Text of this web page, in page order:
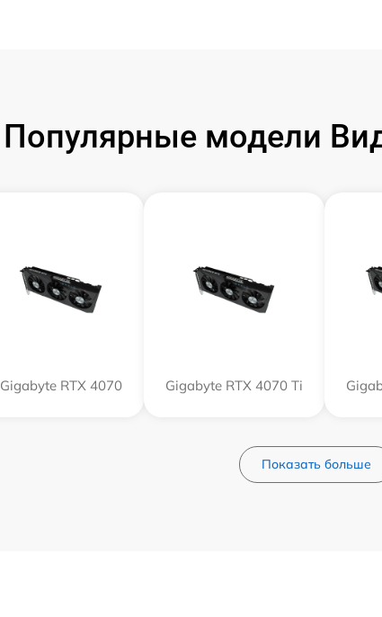
Популярные модели
Gigabyte RTX 4070 Gigabyte RTX 4070 Ti
Показать больше